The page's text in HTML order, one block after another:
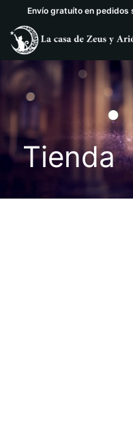
Envío gratuíto en pedidos
Tienda